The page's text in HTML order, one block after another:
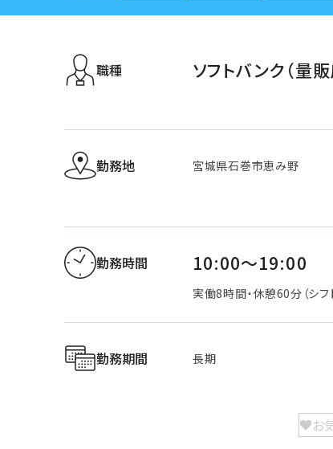
職種 ソフトバンク（量販
勤務地 宮城県石巻市恵み野
勤務時間 10:00～19:00
実働8時間・休憩60分（シフ
勤務期間 長期
お